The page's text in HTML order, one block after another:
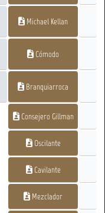
Michael Kellan
Cómodo
Branquiarroca
Consejero Gillman
Oscilante
Cavilante
Mezclador